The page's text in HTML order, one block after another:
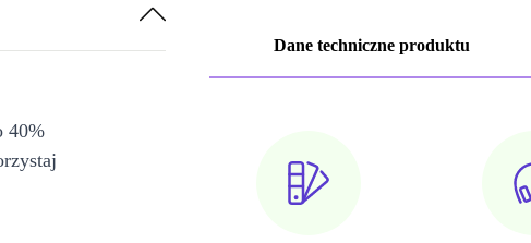
Dane techniczne produktu
40%